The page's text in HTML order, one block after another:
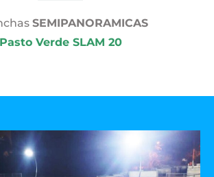
SEMIPANORAMICAS
Pasto Verde SLAM 20